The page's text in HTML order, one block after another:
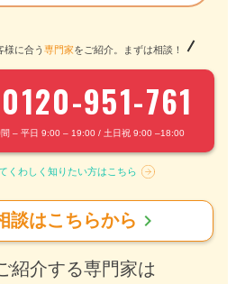
様に合う 専門家をご紹介。まずは相談！
0120-951-761
間 – 平日 9:00 – 19:00 / 土日祝 9:00 –18:00
くわしく知りたい方はこちら
談はこちらから chevron_right
紹介する専門家は